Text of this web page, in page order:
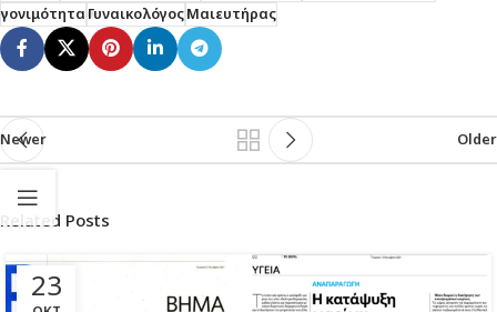
γονιμότηταΓυναικολόγοςΜαιευτήρας
Newer Older
Related Posts
23